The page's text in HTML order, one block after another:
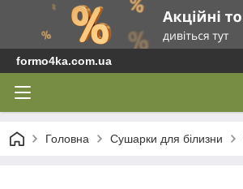
formo4ka.com.ua
Головна Сушарки для білизни